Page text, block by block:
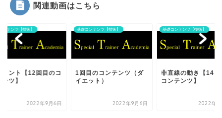
関連動画はこちら
ンテンツ【技術】
リント【12回目のコ
ツ】
2022年9月6日
基礎コンテンツ【技術】
1回目のコンテンツ（ダ
イエット）
2022年9月6日
基礎コンテンツ【技術】
非直線の動き【14回
コンテンツ】
2022年9